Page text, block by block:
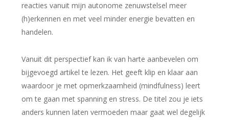
reacties vanuit mijn autonome zenuwstelsel meer
(h)erkennen en met veel minder energie bevatten en
handelen.
Vanuit dit perspectief kan ik van harte aanbevelen om
bijgevoegd artikel te lezen. Het geeft klip en klaar aan
waardoor je met opmerkzaamheid (mindfulness) leert
om te gaan met spanning en stress. De titel zou je iets
anders kunnen laten vermoeden maar gaat wel degelijk